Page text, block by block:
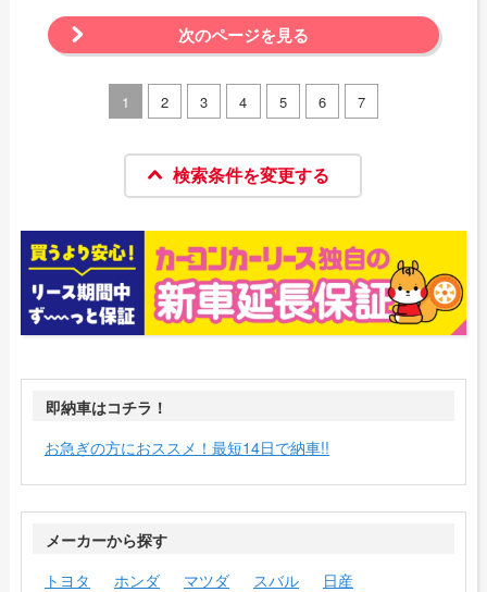
次のページを見る
1 2 3 4 5 6 7
検索条件を変更する
即納車はコチラ！
お急ぎの方におススメ！最短14日で納車!!
メーカーから探す
トヨタ
ホンダ マツダ スバル
日産